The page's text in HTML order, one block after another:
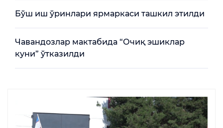
Бўш иш ўринлари ярмаркаси ташкил этилди
Чавандозлар мактабида “Очиқ эшиклар
куни” ўтказилди